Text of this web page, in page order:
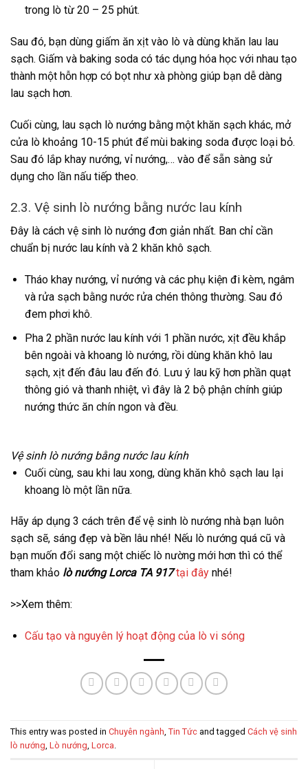
trong lò từ 20 – 25 phút.
Sau đó, bạn dùng giấm ăn xịt vào lò và dùng khăn lau lau
sạch. Giấm và baking soda có tác dụng hóa học với nhau tạo
thành một hỗn hợp có bọt như xà phòng giúp bạn dễ dàng
lau sạch hơn.
Cuối cùng, lau sạch lò nướng bằng một khăn sạch khác, mở
cửa lò khoảng 10-15 phút để mùi baking soda được loại bỏ.
Sau đó lắp khay nướng, vỉ nướng,… vào để sẵn sàng sử
dụng cho lần nấu tiếp theo.
2.3. Vệ sinh lò nướng bằng nước lau kính
Đây là cách vệ sinh lò nướng đơn giản nhất. Ban chỉ cần
chuẩn bị nước lau kính và 2 khăn khô sạch.
Tháo khay nướng, vỉ nướng và các phụ kiện đi kèm, ngâm
và rửa sạch bằng nước rửa chén thông thường. Sau đó
đem phơi khô.
Pha 2 phần nước lau kính với 1 phần nước, xịt đều khắp
bên ngoài và khoang lò nướng, rồi dùng khăn khô lau
sạch, xịt đến đâu lau đến đó. Lưu ý lau kỹ hơn phần quạt
thông gió và thanh nhiệt, vì đây là 2 bộ phận chính giúp
nướng thức ăn chín ngon và đều.
Vệ sinh lò nướng bằng nước lau kính
Cuối cùng, sau khi lau xong, dùng khăn khô sạch lau lại
khoang lò một lần nữa.
Hãy áp dụng 3 cách trên để vệ sinh lò nướng nhà bạn luôn
sạch sẽ, sáng đẹp và bền lâu nhé! Nếu lò nướng quá cũ và
bạn muốn đổi sang một chiếc lò nường mới hơn thì có thể
tham khảo lò nướng Lorca TA 917 tại đây nhé!
>>Xem thêm:
Cấu tạo và nguyên lý hoạt động của lò vi sóng
This entry was posted in Chuyên ngành, Tin Tức and tagged Cách vệ sinh
lò nướng, Lò nướng, Lorca.